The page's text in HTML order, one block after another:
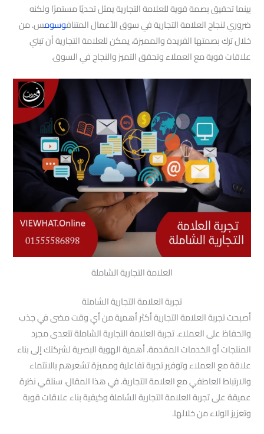
بينما تحقيق بصمة قوية للعلامة التجارية يمثل تحديًا مستمرًا ولكنه
ضروري لنجاح العلامة التجارية في سوق الأعمال المتنافوسومس. من
خلال ترك بصمتها الفريدة والمميزة، يمكن للعلامة التجارية أن تبني
علاقات قوية مع العملاء وتحقق التميز والنجاح في السوق.
العلامة التجارية الشاملة
تجربة العلامة التجارية الشاملة
أصبحت تجربة العلامة التجارية أكثر أهمية من أي وقت مضى في جذب
والحفاظ على العملاء. تجربة العلامة التجارية الشاملة تتعدى مجرد
المنتجات أو الخدمات المقدمة. أهمية الهوية البصرية لشركتك إلى بناء
علاقة مع العملاء وتوفير تجربة تفاعلية ومميزة تشعرهم بالانتماء
والارتباط العاطفي مع العلامة التجارية. في هذا المقال، سنلقي نظرة
عميقة على تجربة العلامة التجارية الشاملة وكيفية بناء علاقات قوية
وتعزيز الولاء من خلالها.